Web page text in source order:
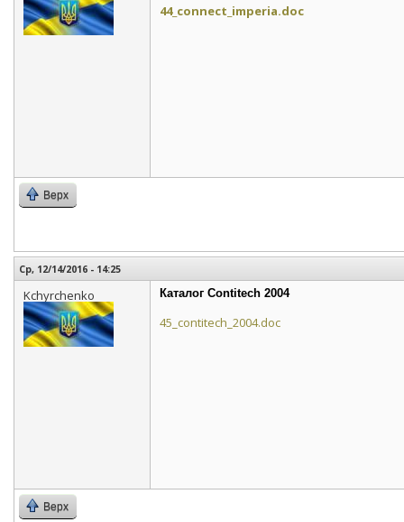
44_connect_imperia.doc
Верх
Ср, 12/14/2016 - 14:25
Kchyrchenko Каталог Contitech 2004
45_contitech_2004.doc
Верх